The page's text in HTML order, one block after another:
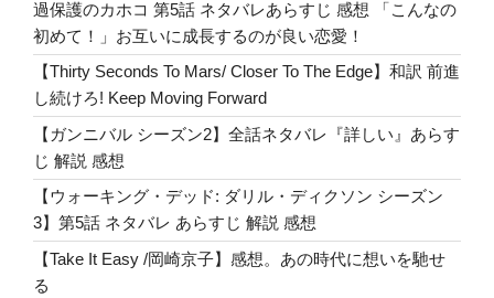
11
第
1
話】
ネ
タ
バ
レ
ニ
ー
ガ
k
過保護のカホコ 第5話 ネタバレあらすじ 感想 「こんなの
初めて！」お互いに成長するのが良い恋愛！
【Thirty Seconds To Mars/ Closer To The Edge】和訳 前進
し続けろ! Keep Moving Forward
【ガンニバル シーズン2】全話ネタバレ『詳しい』あらす
じ 解説 感想
【ウォーキング・デッド: ダリル・ディクソン シーズン
3】第5話 ネタバレ あらすじ 解説 感想
【Take It Easy /岡崎京子】感想。あの時代に想いを馳せ
る